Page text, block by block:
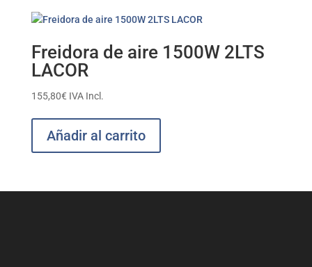
Freidora de aire 1500W 2LTS
LACOR
155,80€ IVA Incl.
Añadir al carrito